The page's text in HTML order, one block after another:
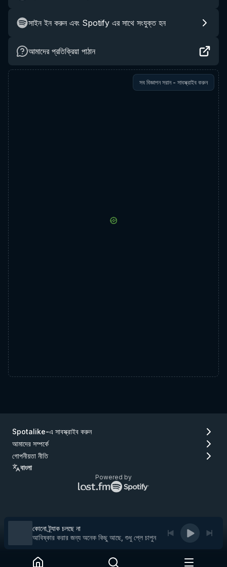
সাইন ইন করুন এবং Spotify এর সাথে সংযুক্ত হন
আমাদের প্রতিক্রিয়া পাঠান
সব বিজ্ঞাপন সরান - সাবস্ক্রাইব করুন
Spotalike-এ সাবস্ক্রাইব করুন
আমাদের সম্পর্কে
গোপনীয়তা নীতি
বাংলা
Powered by
Lastfm
লোগো
কোনো ট্র্যাক চলছে না
আবিষ্কার করার জন্য অনেক কিছু আছে, শুধু প্লে চাপুন